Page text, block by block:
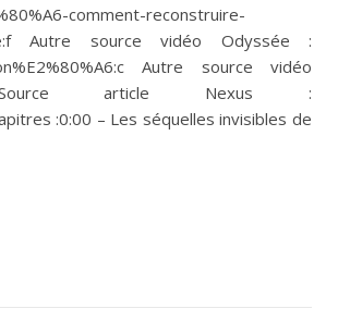
comment-reconstruire-
Autre source vidéo Odyssée :
Autre source vidéo
Source article Nexus :
:0:00 – Les séquelles invisibles de